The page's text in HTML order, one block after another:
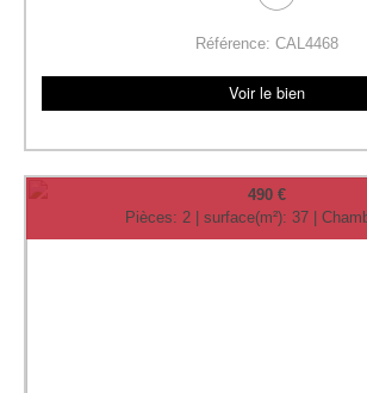
Référence: CAL4468
Voir le bien
490 €
Pièces: 2 | surface(m²): 37 |